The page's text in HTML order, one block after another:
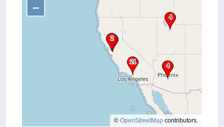
–
© OpenStreetMap contributors.